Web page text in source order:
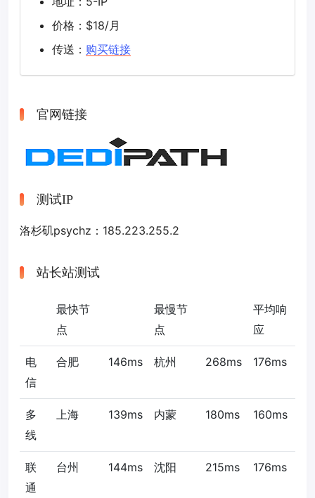
价格：$18/月
传送： 购买链接
官网链接
测试IP
洛杉矶psychz：185.223.255.2
站长站测试
最快节
点
最慢节
点
平均响
应
电
信
合肥 146ms 杭州 268ms 176ms
多
线
上海 139ms 内蒙 180ms 160ms
联
通
台州 144ms 沈阳 215ms 176ms